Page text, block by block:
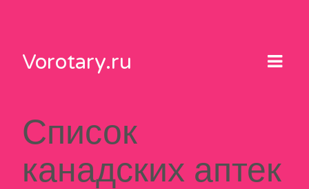
contentVorotary.ru
Список
канадских аптек